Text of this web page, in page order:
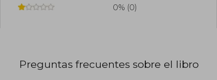
0% (0)
Preguntas frecuentes sobre el libro